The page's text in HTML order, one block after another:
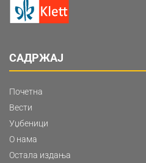
САДРЖАЈ
Почетна
Вести
Уџбеници
О нама
Остала издања